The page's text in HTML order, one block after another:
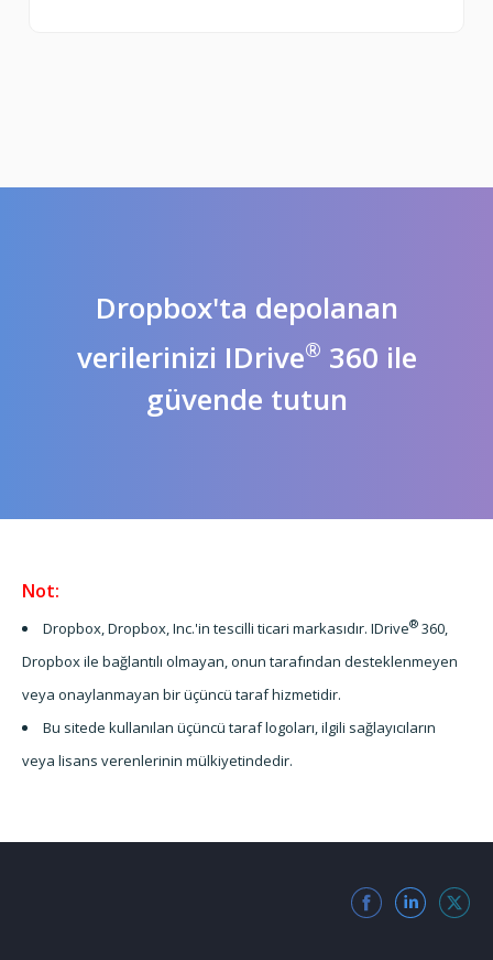
Dropbox'ta depolanan
verilerinizi IDrive® 360 ile
güvende tutun
Not:
Dropbox, Dropbox, Inc.'in tescilli ticari markasıdır. IDrive® 360,
Dropbox ile bağlantılı olmayan, onun tarafından desteklenmeyen
veya onaylanmayan bir üçüncü taraf hizmetidir.
Bu sitede kullanılan üçüncü taraf logoları, ilgili sağlayıcıların
veya lisans verenlerinin mülkiyetindedir.